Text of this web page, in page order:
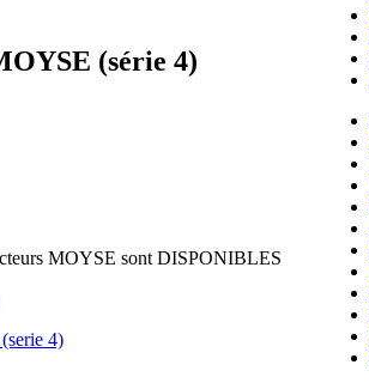
(série 4)
MOYSE sont DISPONIBLES
4)